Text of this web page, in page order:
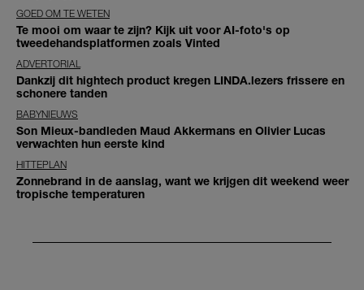
GOED OM TE WETEN
Te mooi om waar te zijn? Kijk uit voor AI-foto's op
tweedehandsplatformen zoals Vinted
ADVERTORIAL
Dankzij dit hightech product kregen LINDA.lezers frissere en
schonere tanden
BABYNIEUWS
Son Mieux-bandleden Maud Akkermans en Olivier Lucas
verwachten hun eerste kind
HITTEPLAN
Zonnebrand in de aanslag, want we krijgen dit weekend weer
tropische temperaturen